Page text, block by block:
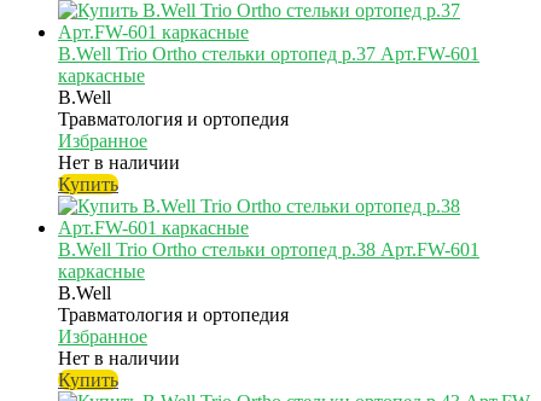
B.Well Trio Ortho стельки ортопед р.37 Арт.FW-601
каркасные
B.Well
Травматология и ортопедия
Избранное
Нет в наличии
Купить
B.Well Trio Ortho стельки ортопед р.38 Арт.FW-601
каркасные
B.Well
Травматология и ортопедия
Избранное
Нет в наличии
Купить